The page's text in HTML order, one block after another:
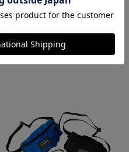
LES APPAREL 18412GD 18/1 シ
ョートスリーブ ポロTシャツ
¥6,990